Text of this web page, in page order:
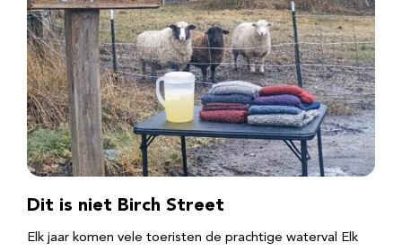
Dit is niet Birch Street
Elk jaar komen vele toeristen de prachtige waterval Elk